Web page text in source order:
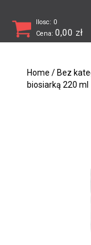
Ilosc: 0
Cena: 0,00 zł
Home / Bez
biosiarką 220 ml